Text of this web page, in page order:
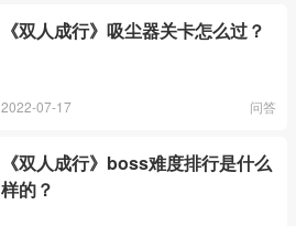
《双人成行》吸尘器关卡怎么过？
2022-07-17 问答
《双人成行》boss难度排行是什么
样的？